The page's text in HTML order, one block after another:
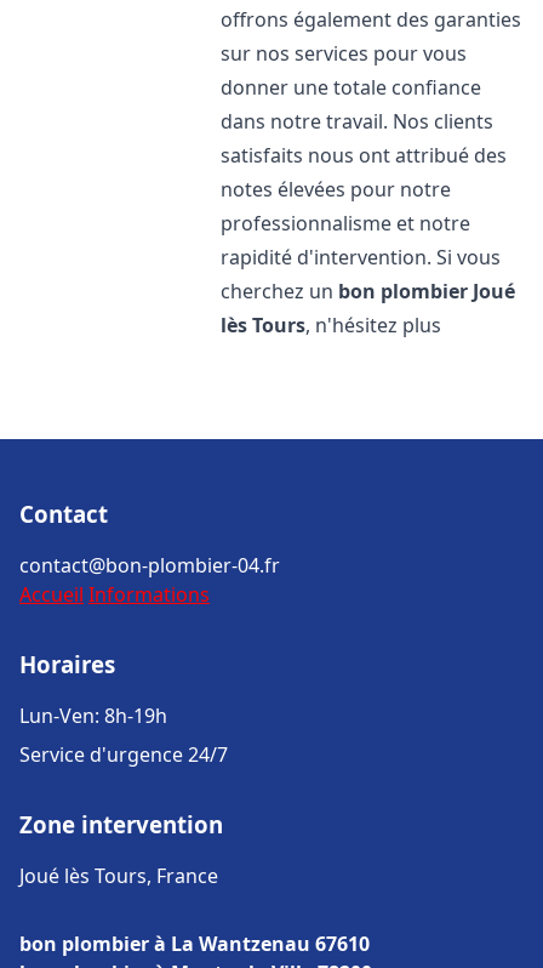
offrons également des garanties
sur nos services pour vous
donner une totale confiance
dans notre travail. Nos clients
satisfaits nous ont attribué des
notes élevées pour notre
professionnalisme et notre
rapidité d'intervention. Si vous
cherchez un bon plombier Joué
lès Tours, n'hésitez plus
Contact
contact@bon-plombier-04.fr
Accueil Informations
Horaires
Lun-Ven: 8h-19h
Service d'urgence 24/7
Zone intervention
Joué lès Tours, France
bon plombier à La Wantzenau 67610